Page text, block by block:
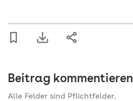
Beitrag kommentieren
Alle Felder sind Pflichtfelder.